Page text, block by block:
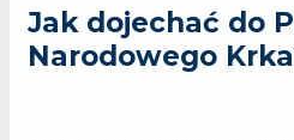
Jak dojechać do
Narodowego